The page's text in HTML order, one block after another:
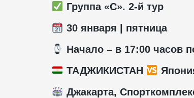
Группа «С». 2-й тур
30 января | пятница
Начало – в 17:00 часов
ТАДЖИКИСТАН
Джакарта,